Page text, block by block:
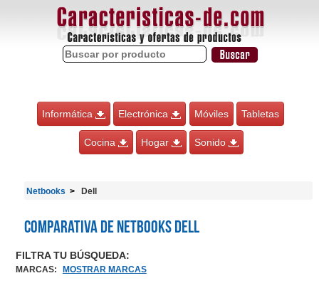
Informática Electrónica Móviles Tabletas
Cocina Hogar Sonido
Netbooks Dell
Comparativa de Netbooks Dell
FILTRA TU BÚSQUEDA:
MARCAS: MOSTRAR MARCAS